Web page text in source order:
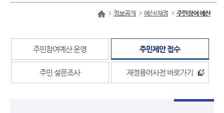
정보공개 예산/재정 주민참여 예산
주민참여예산 운영 주민제안 접수
주민 설문조사 재정용어사전 바로가기